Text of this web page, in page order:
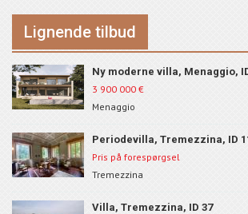
Lignende tilbud
Ny moderne villa, Menaggio,
3 900 000 €
Menaggio
Periodevilla, Tremezzina, ID
Pris på forespørgsel
Tremezzina
Villa, Tremezzina, ID 37